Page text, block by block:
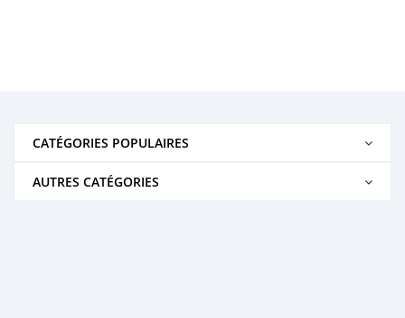
CATÉGORIES POPULAIRES
AUTRES CATÉGORIES